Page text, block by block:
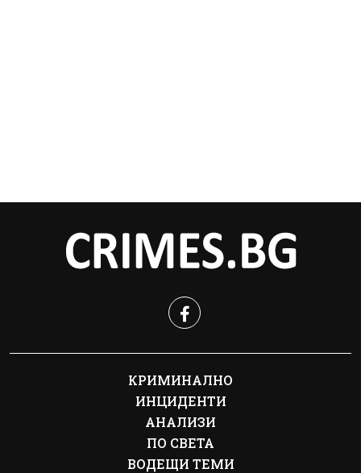
КРИМИНАЛНО
ИНЦИДЕНТИ
АНАЛИЗИ
ПО СВЕТА
ВОДЕЩИ ТЕМИ